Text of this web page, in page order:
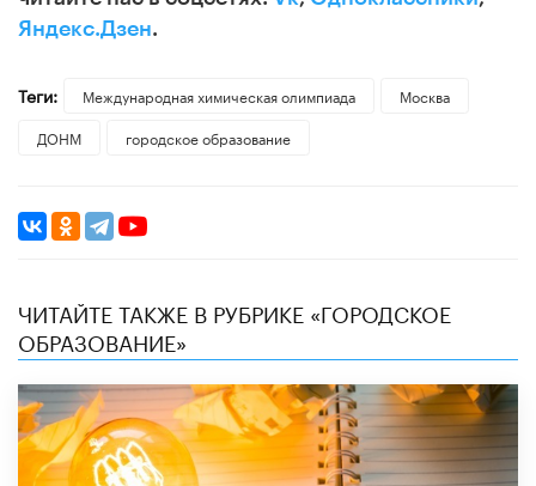
Яндекс.Дзен.
Теги: Международная химическая олимпиада
Москва
ДОНМ
городское образование
ЧИТАЙТЕ ТАКЖЕ В РУБРИКЕ «ГОРОДСКОЕ
ОБРАЗОВАНИЕ»